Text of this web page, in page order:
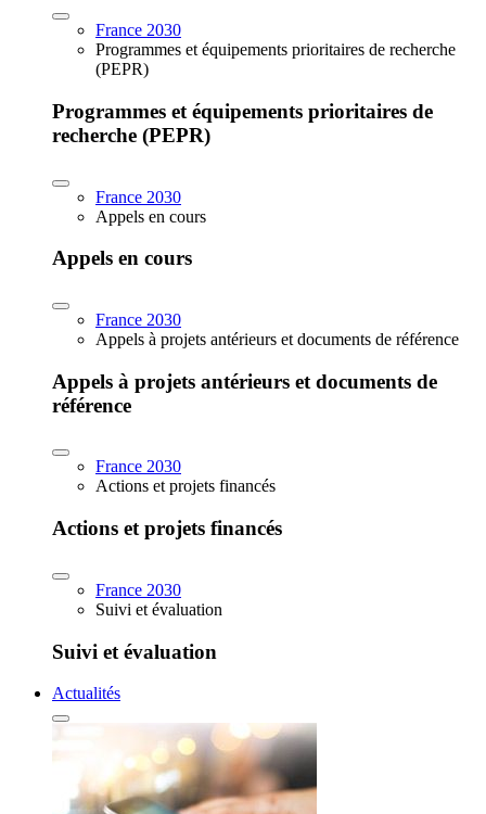
France 2030
Programmes et équipements prioritaires de recherche
(PEPR)
Programmes et équipements prioritaires de
recherche (PEPR)
France 2030
Appels en cours
Appels en cours
France 2030
Appels à projets antérieurs et documents de référence
Appels à projets antérieurs et documents de
référence
France 2030
Actions et projets financés
Actions et projets financés
France 2030
Suivi et évaluation
Suivi et évaluation
Actualités